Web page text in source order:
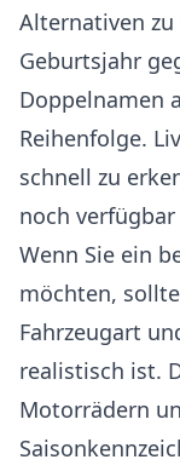
Alternativen zu
Geburtsjahr
Doppelnamen
Reihenfolge.
schnell zu
noch
Wenn Sie ein
möchten,
Fahrzeugart
realistisch ist.
Motorrädern